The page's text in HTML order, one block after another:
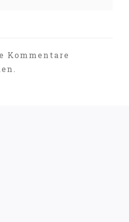
Kommentare